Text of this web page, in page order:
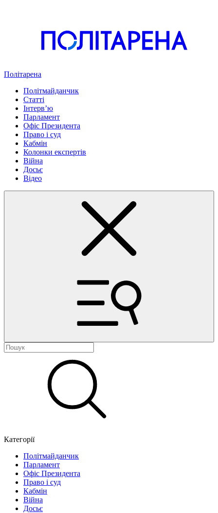
Політарена
Політмайданчик
Статті
Інтервʼю
Парламент
Офіс Президента
Право і суд
Кабмін
Колонки експертів
Війна
Досьє
Відео
Категорії
Політмайданчик
Парламент
Офіс Президента
Право і суд
Кабмін
Війна
Досьє